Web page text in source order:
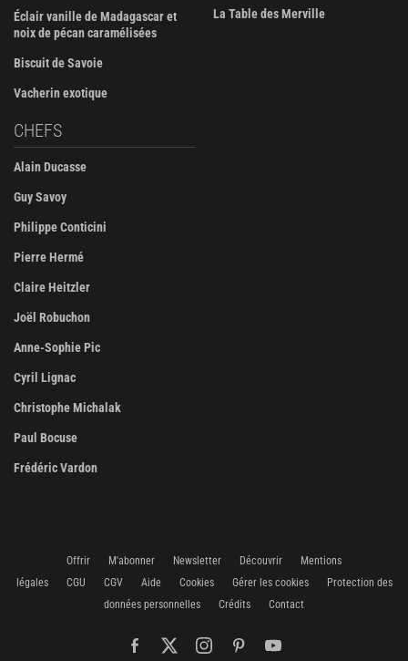
Éclair vanille de Madagascar et
noix de pécan caramélisées
Biscuit de Savoie
Vacherin exotique
La Table des Merville
CHEFS
Alain Ducasse
Guy Savoy
Philippe Conticini
Pierre Hermé
Claire Heitzler
Joël Robuchon
Anne-Sophie Pic
Cyril Lignac
Christophe Michalak
Paul Bocuse
Frédéric Vardon
Offrir M'abonner Newsletter Découvrir
Mentions
légales
CGU CGV Aide Cookies Gérer les cookies
Protection des
données personnelles
Crédits Contact